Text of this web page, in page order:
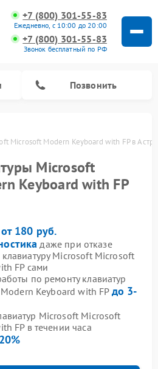
+7 (800) 301-55-83
Ежедневно, с 10:00 до 20:00
+7 (800) 301-55-83
Звонок бесплатный по РФ
Позвонить
Microsoft Modern Keyboard with FP в
Microsoft
Keyboard with FP
от 180 руб.
даже при отказе
Microsoft Microsoft
FP сами
по ремонту клавиатур
Keyboard with FP до 3-
Microsoft Microsoft
FP в течении часа
20%